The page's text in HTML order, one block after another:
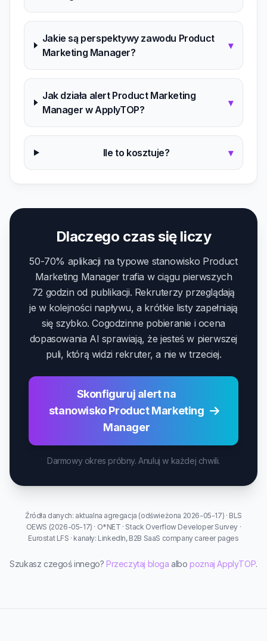
Jakie są perspektywy zawodu Product
Marketing Manager?
▾
Jak działa alert Product Marketing
Manager w ApplyTOP?
▾
Ile to kosztuje? ▾
Dlaczego czas się liczy
50-70% aplikacji na typowe stanowisko Product
Marketing Manager trafia w ciągu pierwszych
72 godzin od publikacji. Rekruterzy przeglądają
je w kolejności napływu, a krótkie listy zapełniają
się szybko. Cogodzinne pobieranie i ocena
dopasowania AI sprawiają, że jesteś w pierwszej
puli, którą widzi rekruter, a nie w trzeciej.
Skonfiguruj alert na
stanowisko Product Marketing
Manager
Darmowy okres próbny. Anuluj w każdej chwili.
Źródła danych: aktualna agregacja (odświeżona 2026-05-17) · BLS
OEWS (2026-05-17) · O*NET · Stack Overflow Developer Survey ·
Eurostat LFS · kanały: LinkedIn, B2B SaaS company career pages
Szukasz czegoś innego? Przeczytaj bloga albopoznaj ApplyTOP.